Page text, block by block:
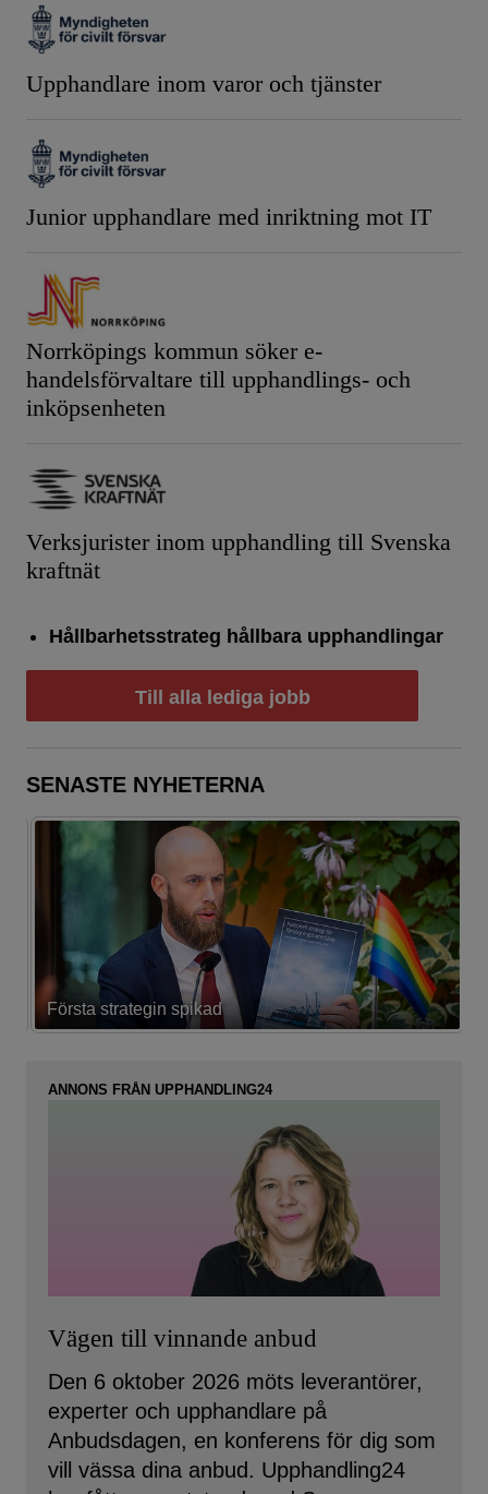
Upphandlare inom varor och tjänster
Junior upphandlare med inriktning mot IT
Norrköpings kommun söker e-
handelsförvaltare till upphandlings- och
inköpsenheten
Verksjurister inom upphandling till Svenska
kraftnät
Hållbarhetsstrateg hållbara upphandlingar
Till alla lediga jobb
SENASTE NYHETERNA
Första strategin spikad
ANNONS FRÅN UPPHANDLING24
Vägen till vinnande anbud
Den 6 oktober 2026 möts leverantörer,
experter och upphandlare på
Anbudsdagen, en konferens för dig som
vill vässa dina anbud. Upphandling24